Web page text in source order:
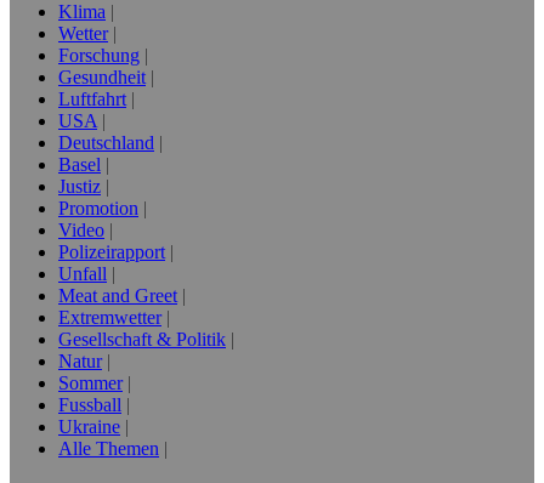
Klima
Wetter
Forschung
Gesundheit
Luftfahrt
USA
Deutschland
Basel
Justiz
Promotion
Video
Polizeirapport
Unfall
Meat and Greet
Extremwetter
Gesellschaft & Politik
Natur
Sommer
Fussball
Ukraine
Alle Themen